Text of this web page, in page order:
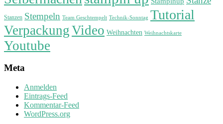
Stanzen Stempeln Team Geschtempelt Technik-Sonntag Tutorial
VerpackungVideo Weihnachten Weihnachtskarte
Youtube
Meta
Anmelden
Eintrags-Feed
Kommentar-Feed
WordPress.org